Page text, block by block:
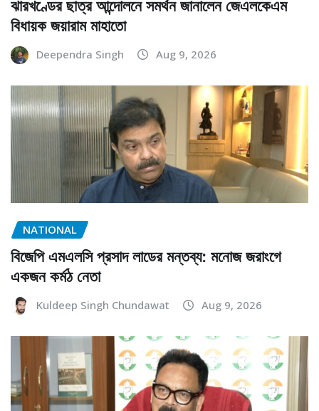
ঝারখণ্ডের ছাত্র আন্দোলনে সমর্থন জানালেন জেএলকেএম
বিধায়ক জয়ারাম মাহাতো
Deependra Singh Aug 9, 2026
NATIONAL
বিজেপি এমএলসি প্রসাদ লাডের মন্তব্য: মনোজ জরাংগে
একজন কর্মঠ নেতা
Kuldeep Singh Chundawat Aug 9, 2026